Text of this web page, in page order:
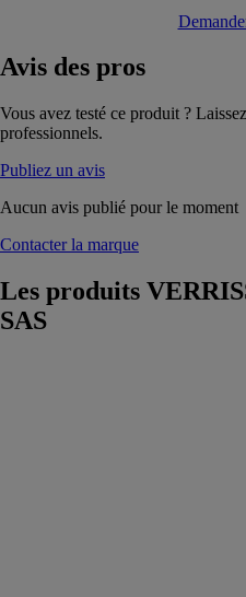
Avis des pros
Vous avez testé ce produit ?
professionnels.
Publiez un avis
Aucun avis publié pour le moment
Contacter la marque
Les produits
SAS